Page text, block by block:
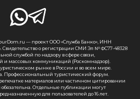
— проект ООО «Служба Банко», ИНН
Свидетельство о регистрации СМИ Эл № ФС77-48328
службой по надзору в сфере связи,
и массовых коммуникаций (Роскомнадзор).
рынке в России и во всем мире.
Профессиональный туристический форум.
материалов или частичном цитировании
Отдельные публикации могут
для пользователей до 16 лет.